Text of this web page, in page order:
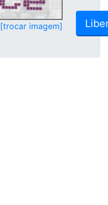
[trocar imagem]